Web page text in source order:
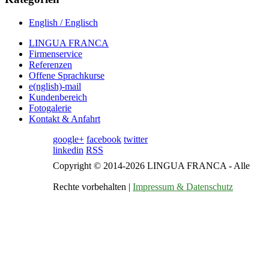
English / Englisch
LINGUA FRANCA
Firmenservice
Referenzen
Offene Sprachkurse
e(nglish)-mail
Kundenbereich
Fotogalerie
Kontakt & Anfahrt
google+ facebook twitter
linkedin RSS
Copyright © 2014-2026 LINGUA FRANCA - Alle
Rechte vorbehalten | Impressum & Datenschutz